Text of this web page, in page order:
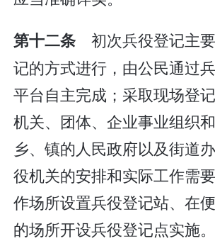
第十二条初次兵役登记主
记的方式进行，由公民通过
平台自主完成；采取现场登
机关、团体、企业事业组织
乡、镇的人民政府以及街道
役机关的安排和实际工作需
作场所设置兵役登记站、在
的场所开设兵役登记点实施。